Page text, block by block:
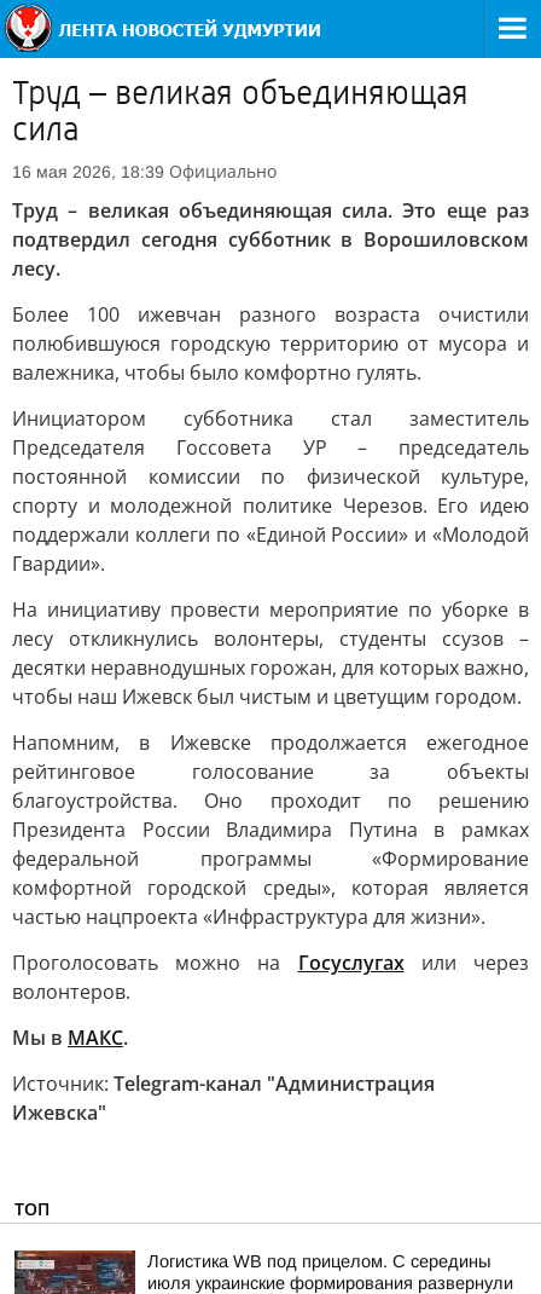
Труд – великая объединяющая
сила
16 мая 2026, 18:39 Официально
Труд – великая объединяющая сила. Это еще раз
подтвердил сегодня субботник в Ворошиловском
лесу.
Более 100 ижевчан разного возраста очистили
полюбившуюся городскую территорию от мусора и
валежника, чтобы было комфортно гулять.
Инициатором субботника стал заместитель
Председателя Госсовета УР – председатель
постоянной комиссии по физической культуре,
спорту и молодежной политике Черезов. Его идею
поддержали коллеги по «Единой России» и «Молодой
Гвардии».
На инициативу провести мероприятие по уборке в
лесу откликнулись волонтеры, студенты ссузов –
десятки неравнодушных горожан, для которых важно,
чтобы наш Ижевск был чистым и цветущим городом.
Напомним, в Ижевске продолжается ежегодное
рейтинговое голосование за объекты
благоустройства. Оно проходит по решению
Президента России Владимира Путина в рамках
федеральной программы «Формирование
комфортной городской среды», которая является
частью нацпроекта «Инфраструктура для жизни».
Проголосовать можно на Госуслугахили через
волонтеров.
Мы в МАКС.
Источник: Telegram-канал "Администрация
Ижевска"
ТОП
Логистика WB под прицелом. С середины
июля украинские формирования развернули